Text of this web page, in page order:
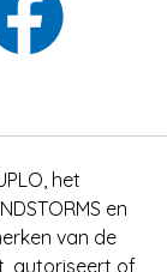
het
en
van de
autoriseert of